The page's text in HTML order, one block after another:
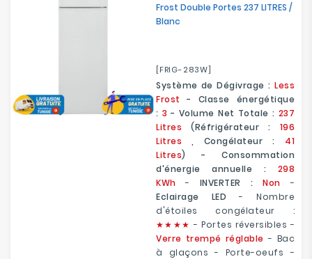
Frost Double Portes 237 LITRES /
Blanc
[FRIG-283W]
Système de Dégivrage : Less
Frost- Classe énergétique
: 3 - Volume Net Totale : 237
Litres (Réfrigérateur : 196
Litres , Congélateur :
41
Litres) - Consommation
d'énergie annuelle : 298
KWh- INVERTER :Non-
Eclairage LED - Nombre
d'étoiles congélateur :
★★ ★★ - Portes réversibles -
Verre trempé réglable - Bac
à glaçons - Porte-oeufs
-